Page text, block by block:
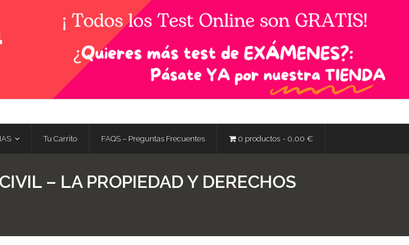
Tu Carrito FAQS – Preguntas Frecuentes 0 productos 0,00 €
– LA PROPIEDAD Y DERECHOS